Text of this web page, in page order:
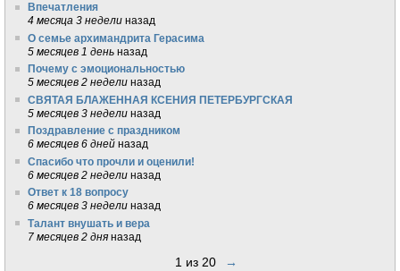
Впечатления
4 месяца 3 недели назад
О семье архимандрита Герасима
5 месяцев 1 день назад
Почему с эмоциональностью
5 месяцев 2 недели назад
СВЯТАЯ БЛАЖЕННАЯ КСЕНИЯ ПЕТЕРБУРГСКАЯ
5 месяцев 3 недели назад
Поздравление с праздником
6 месяцев 6 дней назад
Спасибо что прочли и оценили!
6 месяцев 2 недели назад
Ответ к 18 вопросу
6 месяцев 3 недели назад
Талант внушать и вера
7 месяцев 2 дня назад
1 из 20 →